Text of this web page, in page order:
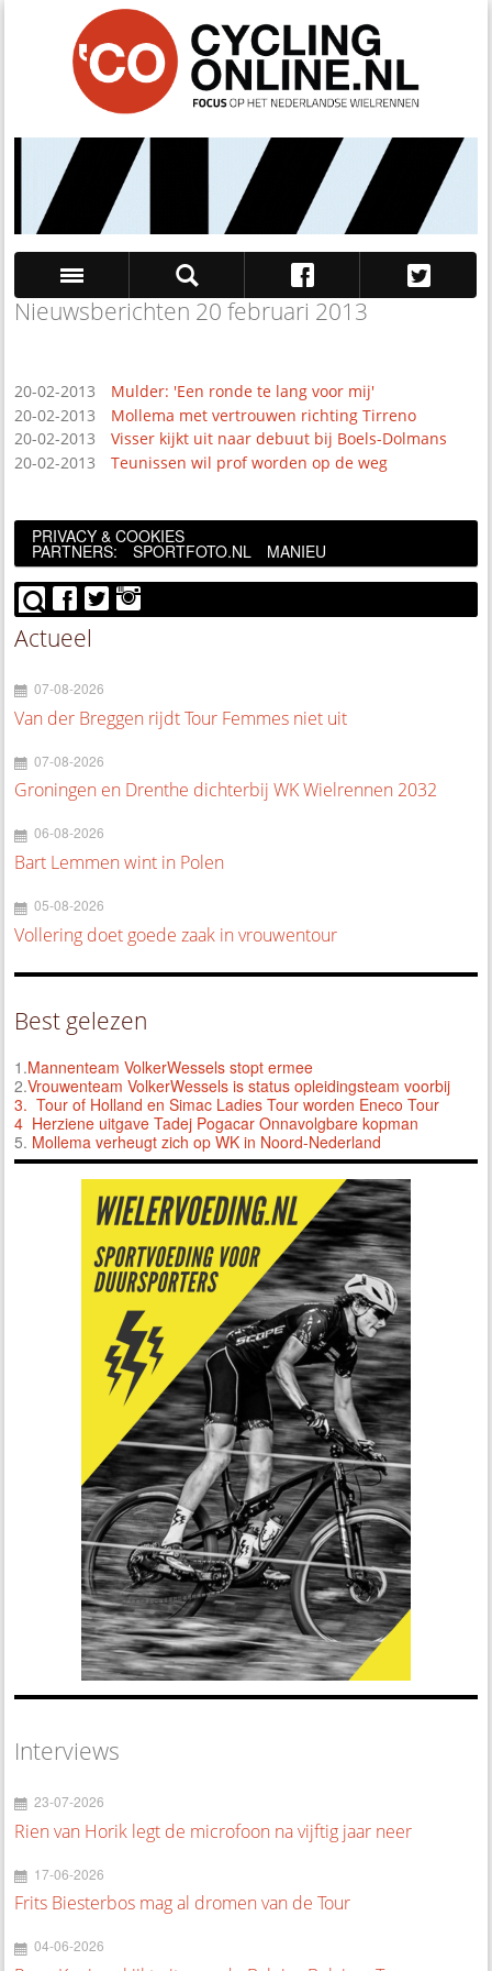
Nieuwsberichten 20 februari 2013
20-02-2013
Mulder: 'Een ronde te lang voor mij'
20-02-2013
Mollema met vertrouwen richting Tirreno
20-02-2013
Visser kijkt uit naar debuut bij Boels-Dolmans
20-02-2013
Teunissen wil prof worden op de weg
PRIVACY & COOKIES
PARTNERS: SPORTFOTO.NL MANIEU
Actueel
07-08-2026
Van der Breggen rijdt Tour Femmes niet uit
07-08-2026
Groningen en Drenthe dichterbij WK Wielrennen 2032
06-08-2026
Bart Lemmen wint in Polen
05-08-2026
Vollering doet goede zaak in vrouwentour
Best gelezen
1.Mannenteam VolkerWessels stopt ermee
2.Vrouwenteam VolkerWessels is status opleidingsteam voorbij
3. Tour of Holland en Simac Ladies Tour worden Eneco Tour
4 Herziene uitgave Tadej Pogacar Onnavolgbare kopman
5. Mollema verheugt zich op WK in Noord-Nederland
Interviews
23-07-2026
Rien van Horik legt de microfoon na vijftig jaar neer
17-06-2026
Frits Biesterbos mag al dromen van de Tour
04-06-2026